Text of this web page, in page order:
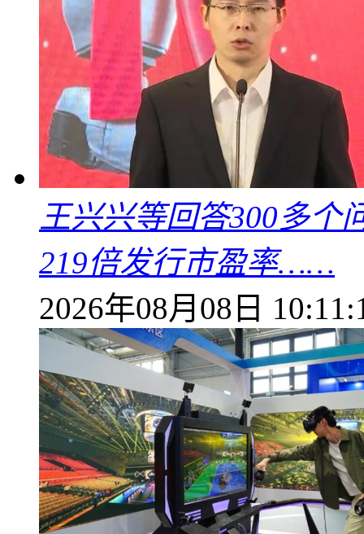
王兴兴等回答300多个
219倍发行市盈率……
2026年08月08日